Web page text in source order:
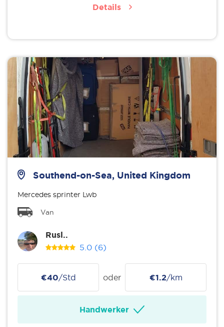
Details
Southend-on-Sea, United Kingdom
Mercedes sprinter Lwb
Van
Rusl..
5.0 (6)
€40/Std oder €1.2/km
Handwerker